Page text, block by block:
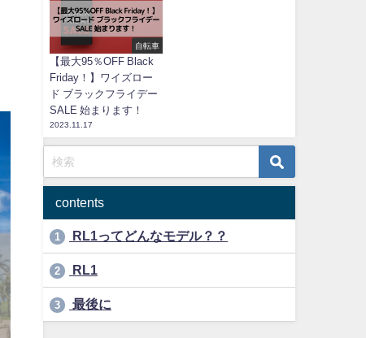
自転車
【最大95％OFF Black
Friday！】ワイズロー
ド ブラックフライデー
SALE 始まります！
2023.11.17
contents
1 RL1ってどんなモデル？？
2 RL1
3 最後に